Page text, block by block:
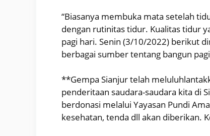
“Biasanya membuka mata setelah
dengan rutinitas tidur. Kualitas tidur
pagi hari. Senin (3/10/2022) berikut
berbagai sumber tentang bangun
**Gempa Sianjur telah
penderitaan saudara-saudara kita di
berdonasi melalui Yayasan Pundi
kesehatan, tenda dll akan diberikan.